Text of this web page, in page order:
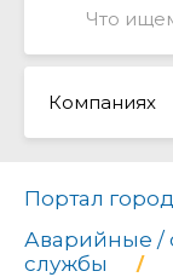
Компаниях
Портал
Аварийные /
службы